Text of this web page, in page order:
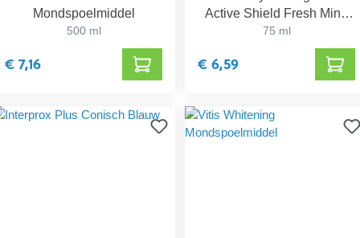
Mondspoelmiddel
500 ml
€ 7,16
Active Shield Fresh Mind
Tandpasta
75 ml
€ 6,59